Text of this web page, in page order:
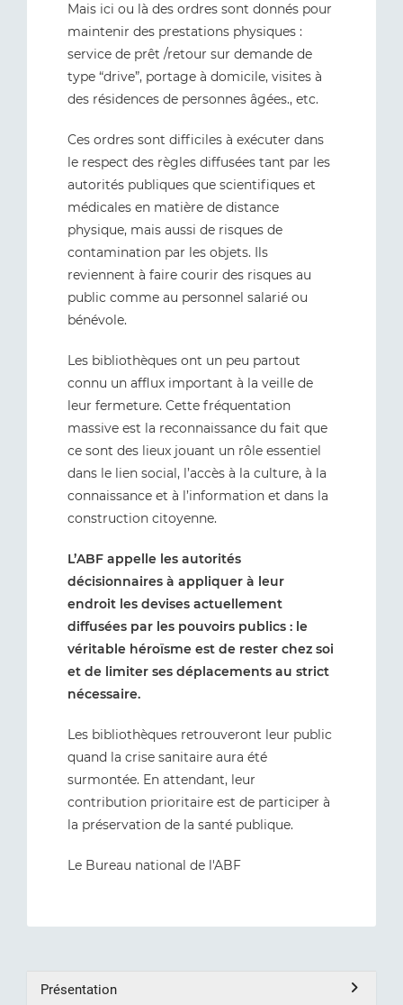
Mais ici ou là des ordres sont donnés pour
maintenir des prestations physiques :
service de prêt /retour sur demande de
type “drive”, portage à domicile, visites à
des résidences de personnes âgées., etc.
Ces ordres sont difficiles à exécuter dans
le respect des règles diffusées tant par les
autorités publiques que scientifiques et
médicales en matière de distance
physique, mais aussi de risques de
contamination par les objets. Ils
reviennent à faire courir des risques au
public comme au personnel salarié ou
bénévole.
Les bibliothèques ont un peu partout
connu un afflux important à la veille de
leur fermeture. Cette fréquentation
massive est la reconnaissance du fait que
ce sont des lieux jouant un rôle essentiel
dans le lien social, l’accès à la culture, à la
connaissance et à l’information et dans la
construction citoyenne.
L’ABF appelle les autorités
décisionnaires à appliquer à leur
endroit les devises actuellement
diffusées par les pouvoirs publics : le
véritable héroïsme est de rester chez soi
et de limiter ses déplacements au strict
nécessaire.
Les bibliothèques retrouveront leur public
quand la crise sanitaire aura été
surmontée. En attendant, leur
contribution prioritaire est de participer à
la préservation de la santé publique.
Le Bureau national de l'ABF
Présentation